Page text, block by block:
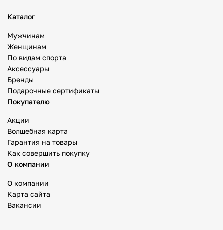
Каталог
Мужчинам
Женщинам
По видам спорта
Аксессуары
Бренды
Подарочные сертификаты
Покупателю
Акции
Волшебная карта
Гарантия на товары
Как совершить покупку
О компании
О компании
Карта сайта
Вакансии